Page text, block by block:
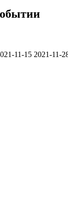
11-15 2021-11-